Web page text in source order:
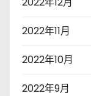
2022年11月
2022年10月
2022年9月